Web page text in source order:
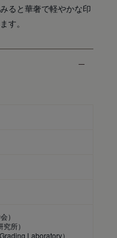
ると華奢で軽やかな印
す。
）
所）
Laboratory）